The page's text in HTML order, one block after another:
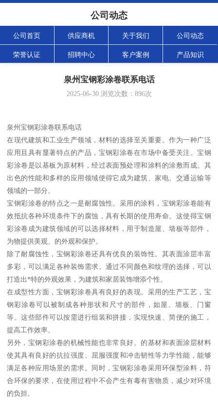
公司动态
公司首页 供应商机 关于我们 公司动态
荣誉认证 招聘中心 客户案例 产品知识
泉州宝钢彩涂卷联系电话
2025-06-30浏览次数： 896次
泉州宝钢彩涂卷联系电话
在现代建筑和工业生产领域，材料的选择至关重要。作为一种广泛
应用且具有显著特点的产品，宝钢彩涂卷在市场中备受关注。宝钢
彩涂卷是以基板为原材料，经过表面预处理和涂料的涂敷而成。其
出色的性能和多样的应用领域使得它成为建筑、家电、交通运输等
领域的一部分。
宝钢彩涂卷的特点之一是耐腐蚀性。采用的涂料，宝钢彩涂卷能有
效抵抗各种环境条件下的腐蚀，具有长期的使用寿命。这使得宝钢
彩涂卷成为建筑领域的可以选择材料，用于制造屋、墙板等部件，
为物提供美观、的外观和保护。
除了耐腐蚀性，宝钢彩涂卷还具有优良的装饰性。其表面涂层丰富
多彩，可以满足各种装饰需求。通过不同颜色和纹理的选择，可以
打造出*特的外观效果，为建筑和家居装饰增添个性。
在成型性方面，宝钢彩涂卷具有良好的表现。采用的生产工艺，宝
钢彩涂卷可以被制成各种形状和尺寸的部件，如屋、墙板、门窗
等。这些部件可以按需进行组装和拼接，实现快速、简便的施工，
提高工作效率。
另外，宝钢彩涂卷的机械性能也非常良好。的基材和表面涂层材料
使其具有良好的抗拉强度、屈服强度和冲击韧性等力学性能，能够
满足各种应用场景的需求。同时，宝钢彩涂卷采用环保型涂料，符
合环保的要求，在使用过程中不会产生有毒有害物质，减少对环境
的负担。